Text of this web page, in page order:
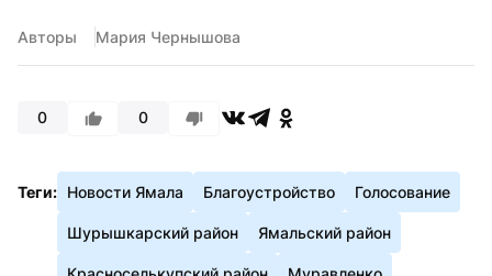
Авторы Мария Чернышова
0 0
Теги: Новости Ямала Благоустройство Голосование
Шурышкарский район Ямальский район